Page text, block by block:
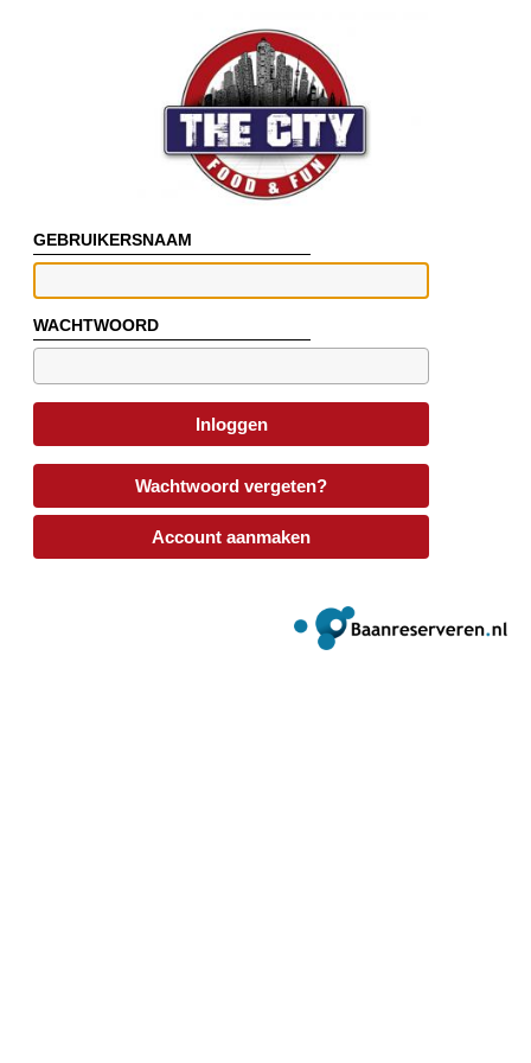
GEBRUIKERSNAAM
WACHTWOORD
Inloggen
Wachtwoord vergeten?
Account aanmaken